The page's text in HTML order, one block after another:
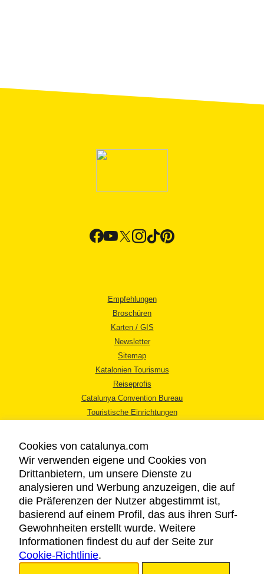
Empfehlungen
Broschüren
Karten / GIS
Newsletter
Sitemap
Katalonien Tourismus
Reiseprofis
Catalunya Convention Bureau
Touristische Einrichtungen
RECHTLICHER HINWEIS
DATENSCHUTZICHTLINIE
COOKIES
BARRIEREFREIHEIT
Cookies von catalunya.com
Wir verwenden eigene und Cookies von
Drittanbietern, um unsere Dienste zu
analysieren und Werbung anzuzeigen, die auf
die Präferenzen der Nutzer abgestimmt ist,
basierend auf einem Profil, das aus ihren Surf-
Gewohnheiten erstellt wurde. Weitere
Informationen findest du auf der Seite zur
Cookie-Richtlinie.